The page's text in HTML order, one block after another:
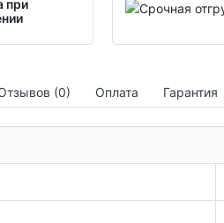
при
(0) Оплата Гарантия